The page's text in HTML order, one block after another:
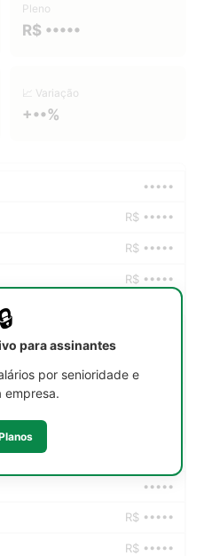
Pleno
R$ •••••
📈 Variação
+••%
•••••
R$ •••••
R$ •••••
R$ •••••
•••••
R$ •••••
R$ •••••
para assinantes
por senioridade e
empresa.